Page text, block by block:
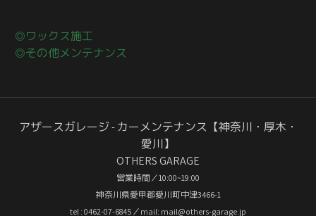
◎ワックス施工
◎その他メンテナンス
アザースガレージ - カーメンテナンス【神奈川・厚木・
愛川】
OTHERS GARAGE
営業時間／10:00~19:00
神奈川県愛甲郡愛川町中津3466-1
tel : 0462-07-6845／mail: mail@others-garage.jp